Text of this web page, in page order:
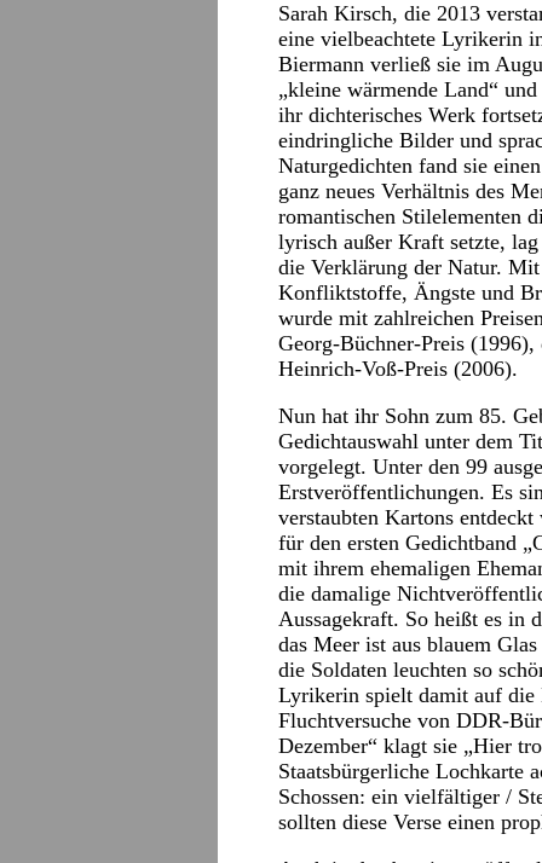
Sarah Kirsch, die 2013
eine vielbeachtete Lyrikerin
Biermann verließ sie im
„kleine wärmende Land“
ihr dichterisches Werk
eindringliche Bilder und
Naturgedichten fand sie
ganz neues Verhältnis des
romantischen Stilelementen
lyrisch außer Kraft setzte,
die Verklärung der Natur.
Konfliktstoffe, Ängste und
wurde mit zahlreichen
Georg-Büchner-Preis (1996),
Heinrich-Voß-Preis (2006).
Nun hat ihr Sohn zum 85.
Gedichtauswahl unter dem
vorgelegt. Unter den 99
Erstveröffentlichungen. Es
verstaubten Kartons
für den ersten Gedichtband
mit ihrem ehemaligen
die damalige
Aussagekraft. So heißt es in
das Meer ist aus blauem
die Soldaten leuchten so
Lyrikerin spielt damit auf die
Fluchtversuche von DDR-
Dezember“ klagt sie „Hier
Staatsbürgerliche Lochkarte
Schossen: ein vielfältiger /
sollten diese Verse einen